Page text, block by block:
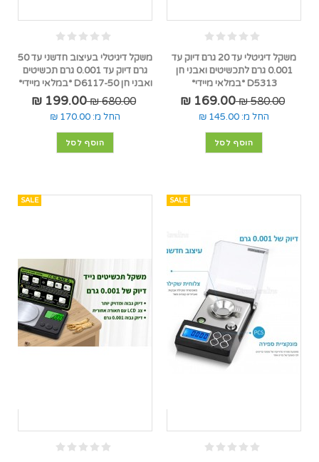
משקל דיגיטלי עד 20 גרם דיוק עד
0.001 גרם לתכשיטים ואבני חן
D5313 *במלאי מיידי*
580.00 ₪
169.00 ₪
החל מ: 145.00 ₪
הוסף לסל
משקל דיגיטלי בעיצוב חדשני עד 50
גרם דיוק עד 0.001 גרם תכשיטים
ואבני חן D6117-50 *במלאי מיידי*
680.00 ₪
199.00 ₪
החל מ: 170.00 ₪
הוסף לסל
SALE
SALE